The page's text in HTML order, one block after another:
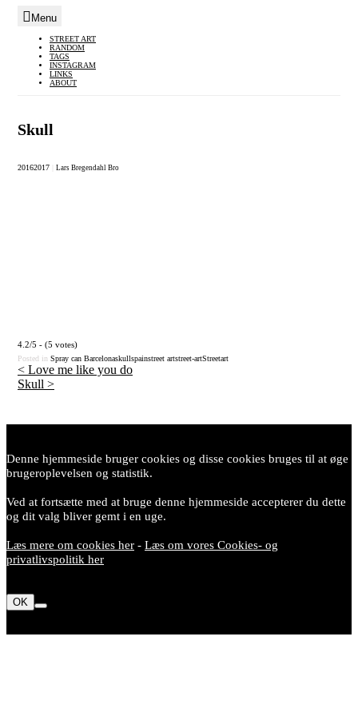
Skip
content
Menu
STREET ART
RANDOM
TAGS
INSTAGRAM
LINKS
ABOUT
Skull
20162017 Lars Bregendahl Bro
4.2/5 - (5 votes)
Posted in Spray can Barcelonaskullspainstreet artstreet-artStreetart
Post
< Love me like you do
Skull >
Denne hjemmeside bruger cookies og disse cookies bruges til at øge
brugeroplevelsen og statistik.
Ved at fortsætte med at bruge denne hjemmeside accepterer du dette
og dit valg bliver gemt i en uge.
Læs mere om cookies her - Læs om vores Cookies- og
privatlivspolitik her
OK